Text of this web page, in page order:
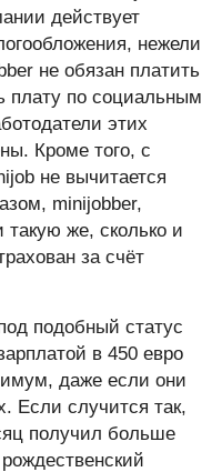
действует
нежели
не обязан платить
плату по социальным
этих
Кроме того, с
не вычитается
minijobber,
такую же, сколько и
за счёт
подобный статус
в 450 евро
даже если они
Если случится так,
получил больше